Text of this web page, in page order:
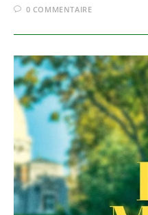
0 COMMENTAIRE